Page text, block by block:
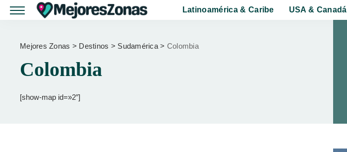
Latinoamérica & Caribe USA & Canadá
Mejores Zonas > Destinos > Sudamérica > Colombia
Colombia
[show-map id=»2″]